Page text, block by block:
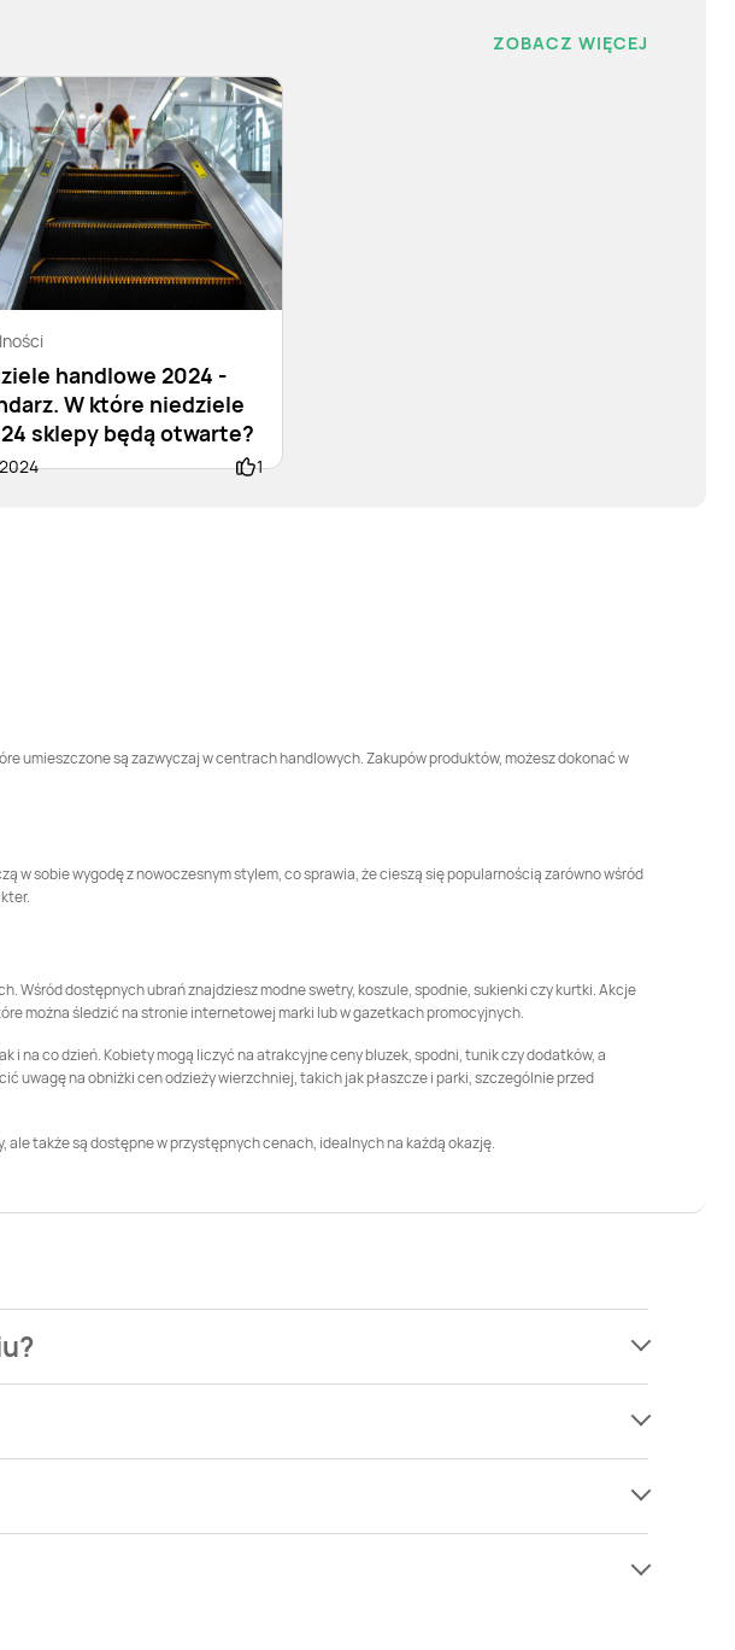
ZOBACZ WIĘCEJ
handlowe 2024 -
W które niedziele
sklepy będą otwarte?
1
umieszczone są zazwyczaj w centrach handlowych. Zakupów produktów, możesz dokonać w
w sobie wygodę z nowoczesnym stylem, co sprawia, że cieszą się popularnością zarówno wśród
Wśród dostępnych ubrań znajdziesz modne swetry, koszule, spodnie, sukienki czy kurtki. Akcje
można śledzić na stronie internetowej marki lub w gazetkach promocyjnych.
i na co dzień. Kobiety mogą liczyć na atrakcyjne ceny bluzek, spodni, tunik czy dodatków, a
uwagę na obniżki cen odzieży wierzchniej, takich jak płaszcze i parki, szczególnie przed
także są dostępne w przystępnych cenach, idealnych na każdą okazję.